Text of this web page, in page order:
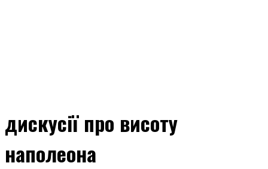
дискусії про висоту
наполеона